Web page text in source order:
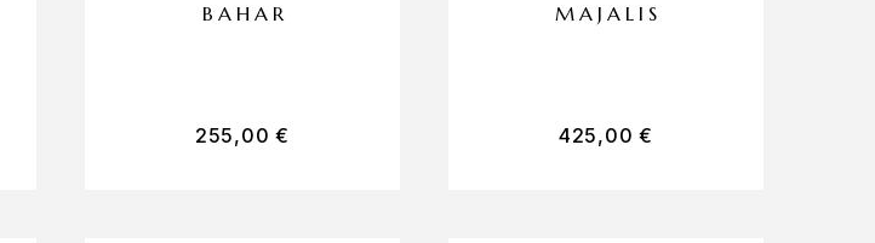
BAHAR
255,00€
MAJALIS
425,00€